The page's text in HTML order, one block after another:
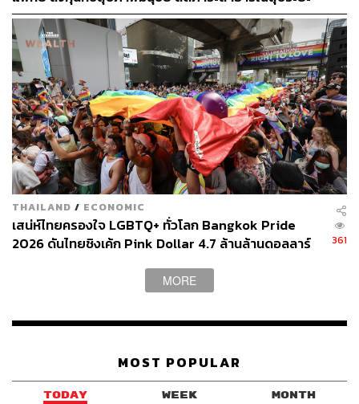
ยาว
THAILAND / ECONOMIC
เสน่ห์ไทยครองใจ LGBTQ+ ทั่วโลก Bangkok Pride
2026 ดันไทยชิงเค้ก Pink Dollar 4.7 ล้านล้านดอลลาร์
361
MORE
MOST POPULAR
TODAY WEEK MONTH